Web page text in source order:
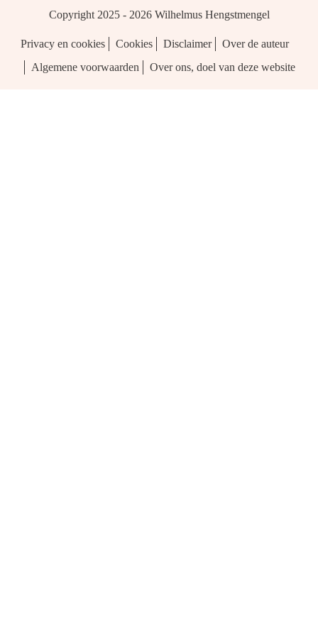
Copyright 2025 - 2026 Wilhelmus Hengstmengel
Privacy en cookies Cookies Disclaimer
Over de auteur
Algemene voorwaarden
Over ons, doel van deze website